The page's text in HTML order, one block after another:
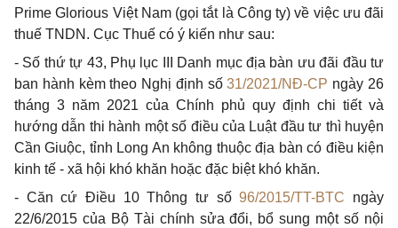
Prime Glorious Việt Nam (gọi tắt là Công ty) về việc ưu đãi
thuế TNDN. Cục Thuế có ý kiến như sau:
- Số thứ tự 43, Phụ lục III Danh mục địa bàn ưu đãi đầu tư
ban hành kèm theo Nghị định số31/2021/NĐ-CP ngày 26
tháng 3 năm 2021 của Chính phủ quy định chi tiết và
hướng dẫn thi hành một số điều của Luật đầu tư thì huyện
Cần Giuộc, tỉnh Long An không thuộc địa bàn có điều kiện
kinh tế - xã hội khó khăn hoặc đặc biệt khó khăn.
- Căn cứ Điều 10 Thông tư số96/2015/TT-BTC ngày
22/6/2015 của Bộ Tài chính sửa đổi, bổ sung một số nội